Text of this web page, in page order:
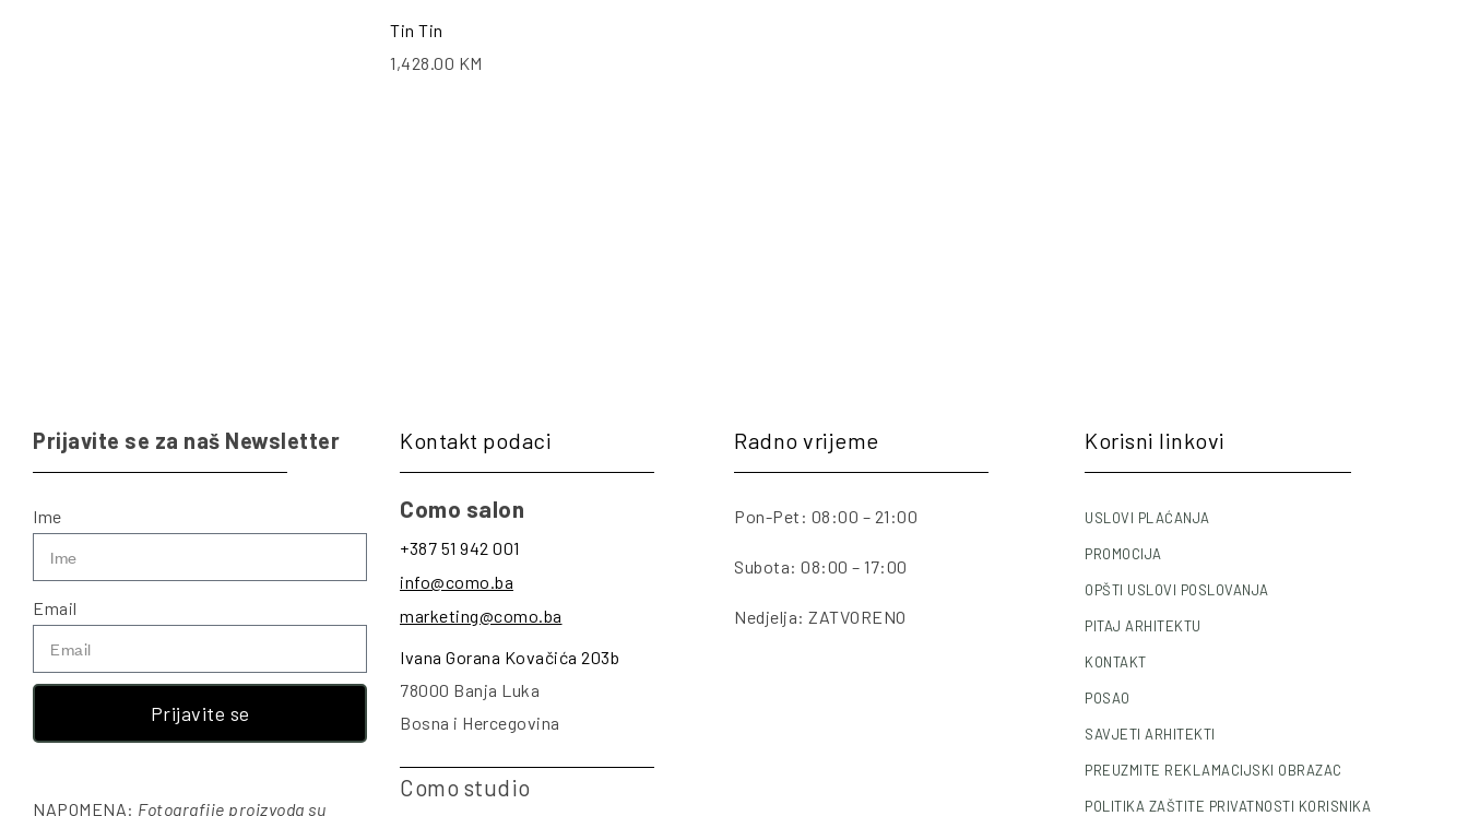
Tin Tin
1,428.00 KM
Prijavite se za naš Newsletter
Ime
Email
Prijavite se
NAPOMENA: Fotografije proizvoda su
Kontakt podaci
Como salon
+387 51 942 001
info@como.ba
marketing@como.ba
Ivana Gorana Kovačića 203b
78000 Banja Luka
Bosna i Hercegovina
Como studio
Radno vrijeme
Pon-Pet: 08:00 – 21:00
Subota: 08:00 – 17:00
Nedjelja: ZATVORENO
Korisni linkovi
USLOVI PLAĆANJA
PROMOCIJA
OPŠTI USLOVI POSLOVANJA
PITAJ ARHITEKTU
KONTAKT
POSAO
SAVJETI ARHITEKTI
PREUZMITE REKLAMACIJSKI OBRAZAC
POLITIKA ZAŠTITE PRIVATNOSTI KORISNIKA